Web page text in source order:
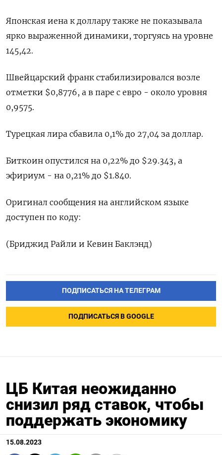
Японская иена к доллару также не показывала
ярко выраженной динамики, торгуясь на уровне
145,42.
Швейцарский франк стабилизировался возле
отметки $0,8776, а в паре с евро - около уровня
0,9575.
Турецкая лира сбавила 0,1% до 27,04 за доллар.
Биткоин опустился на 0,22% до $29.343, а
эфириум - на 0,21% до $1.840.
Оригинал сообщения на английском языке
доступен по коду:
(Бриджид Райли и Кевин Баклэнд)
ПОДПИСАТЬСЯ НА ТЕЛЕГРАМ
ПОДПИСАТЬСЯ В GOOGLE
ЦБ Китая неожиданно
снизил ряд ставок, чтобы
поддержать экономику
15.08.2023